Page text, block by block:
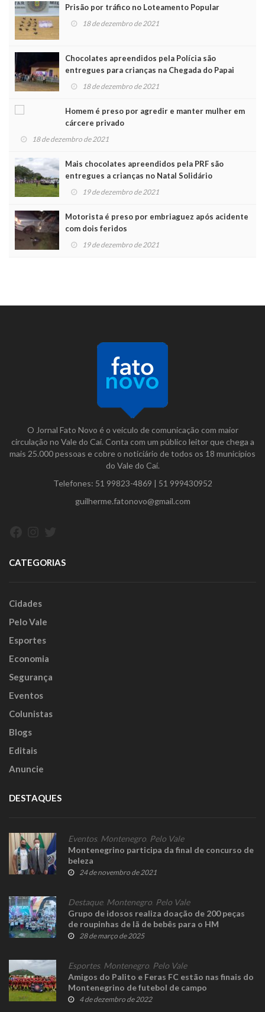
Prisão por tráfico no Loteamento Popular
18 de dezembro de 2021
Chocolates apreendidos pela Polícia são
entregues para crianças na Chegada do Papai
Noel 18 de dezembro de 2021
Homem é preso por agredir e manter mulher em
cárcere privado
18 de dezembro de 2021
Mais chocolates apreendidos pela PRF são
entregues a crianças no Natal Solidário
19 de dezembro de 2021
Motorista é preso por embriaguez após acidente
com dois feridos
19 de dezembro de 2021
O Jornal Fato Novo é o veículo de comunicação com maior
circulação no Vale do Caí. Conta com um público leitor que chega a
mais 25.000 pessoas e cobre o noticiário de todos os 18 municípios
do Vale do Caí.
Telefones: 51 99823-4869 | 51 999430952
guilherme.fatonovo@gmail.com
CATEGORIAS
Cidades
Pelo Vale
Esportes
Economia
Segurança
Eventos
Colunistas
Blogs
Editais
Anuncie
DESTAQUES
Eventos, Montenegro Pelo Vale
Montenegrino participa da final de concurso de
beleza
24 de novembro de 2021
Destaque, Montenegro Pelo Vale
Grupo de idosos realiza doação de 200 peças
de roupinhas de lã de bebês para o HM
28 de março de 2025
Esportes, Montenegro Pelo Vale
Amigos do Palito e Feras FC estão nas finais do
Montenegrino de futebol de campo
4 de dezembro de 2022